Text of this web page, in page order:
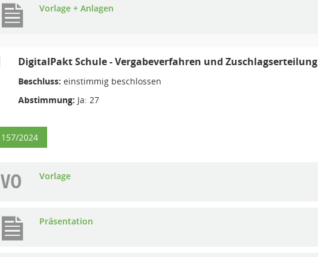
Vorlage + Anlagen
DigitalPakt Schule - Vergabeverfahren und Zuschlagserteilung
Beschluss: einstimmig beschlossen
Abstimmung: Ja: 27
157/2024
VO Vorlage
Präsentation